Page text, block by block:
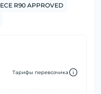
ECE R90 APPROVED
Тарифы перевозчика